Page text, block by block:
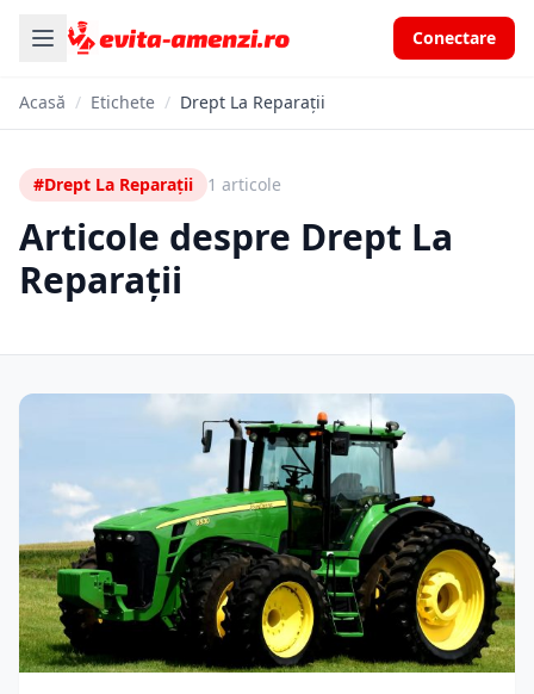
Conectare
Acasă / Etichete / Drept La Reparații
#Drept La Reparații 1 articole
Articole despre Drept La
Reparații